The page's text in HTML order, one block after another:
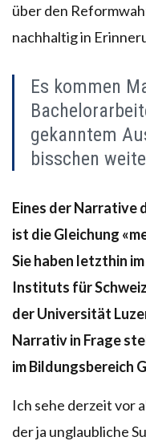
über den
nachhaltig in
Es kommen
gekanntem
bisschen
Eines der Narrative
ist die Gleichung
Sie haben letzthin
Instituts für
der Universität
Narrativ in Frage
im Bildungsbereich
Ich sehe derzeit vor
der ja unglaubliche